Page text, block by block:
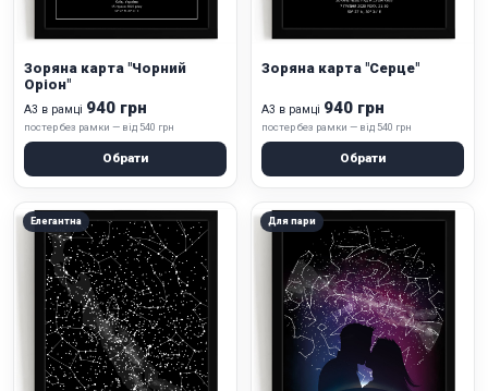
Зоряна карта "Чорний
Оріон"
А3 в рамці 940 грн
постер без рамки — від 540 грн
Обрати
Зоряна карта "Серце"
А3 в рамці 940 грн
постер без рамки — від 540 грн
Обрати
Елегантна Для пари